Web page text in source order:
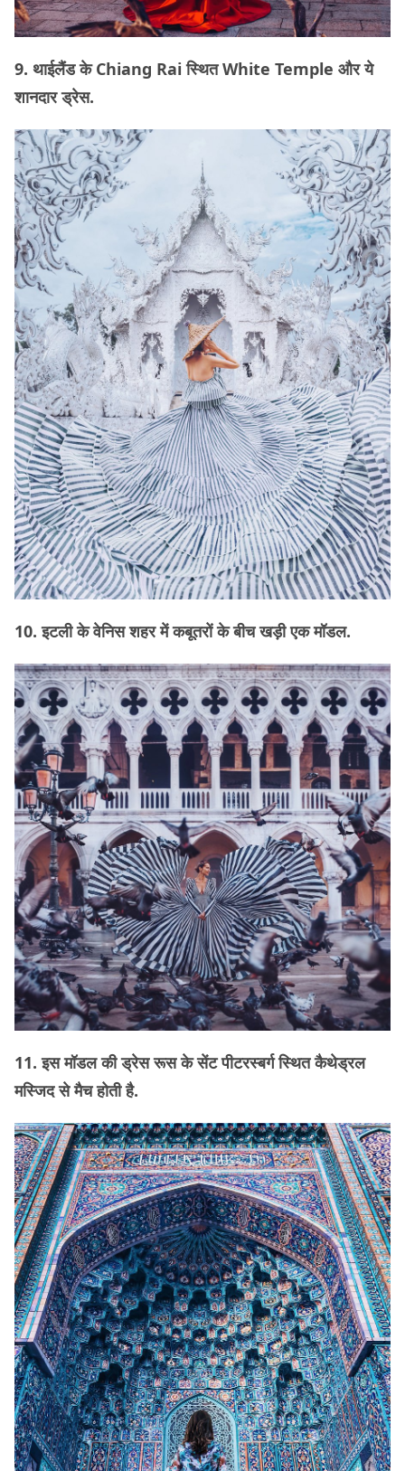
9. थाईलैंड के Chiang Rai स्थित White Temple और ये
शानदार ड्रेस.
10. इटली के वेनिस शहर में कबूतरों के बीच खड़ी एक मॉडल.
11. इस मॉडल की ड्रेस रूस के सेंट पीटरस्बर्ग स्थित कैथेड्रल
मस्जिद से मैच होती है.